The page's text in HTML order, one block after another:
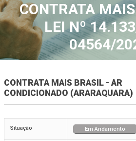
CONTRATA
LEI Nº
04564/
CONTRATA MAIS BRASIL - AR
CONDICIONADO (ARARAQUARA)
Situação Em Andamento